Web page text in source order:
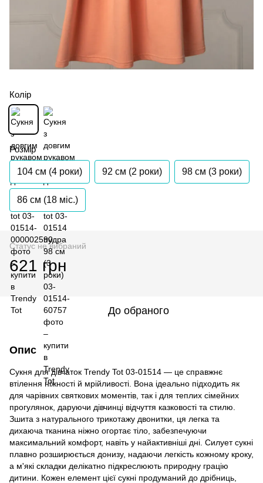
Колір
Розмір
104 см (4 роки) 92 см (2 роки) 98 см (3 роки)
86 см (18 мiс.)
Статус не вибраний
621 грн
До обраного
Опис
Сукня для дівчаток Trendy Tot 03-01514 — це справжнє
втілення ніжності й мрійливості. Вона ідеально підходить як
для чарівних святкових моментів, так і для теплих сімейних
прогулянок, даруючи дівчинці відчуття казковості та стилю.
Зшита з натурального трикотажу двонитки, ця легка та
дихаюча тканина ніжно огортає тіло, забезпечуючи
максимальний комфорт, навіть у найактивніші дні. Силует сукні
плавно розширюється донизу, надаючи легкість кожному кроку,
а м'які складки делікатно підкреслюють природну грацію
дитини. Кожен елемент цієї сукні продуманий до дрібниць,